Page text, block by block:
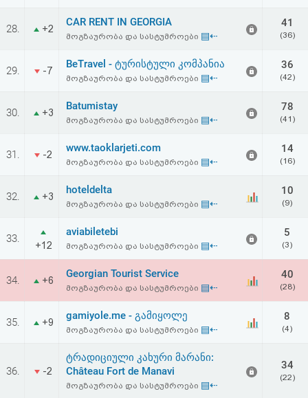
პასუხისმგებლობის
28. +2
CAR RENT IN GEORGIA
მოგზაურობა და სასტუმროები ▤⇠
41
(36)
29. -7
BeTravel - ტურისტული კომპანია
მოგზაურობა და სასტუმროები ▤⇠
36
(42)
30. +3
Batumistay
მოგზაურობა და სასტუმროები ▤⇠
78
(41)
31. -2
www.taoklarjeti.com
მოგზაურობა და სასტუმროები ▤⇠
14
(16)
32. +3
hoteldelta
მოგზაურობა და სასტუმროები ▤⇠
10
(9)
33.
+12
aviabiletebi
მოგზაურობა და სასტუმროები ▤⇠
5
(3)
34. +6
Georgian Tourist Service
მოგზაურობა და სასტუმროები ▤⇠
40
(28)
35. +9
gamiyole.me - გამიყოლე
მოგზაურობა და სასტუმროები ▤⇠
8
(4)
36. -2
ტრადიციული კახური მარანი:
Château Fort de Manavi
მოგზაურობა და სასტუმროები ▤⇠
34
(22)